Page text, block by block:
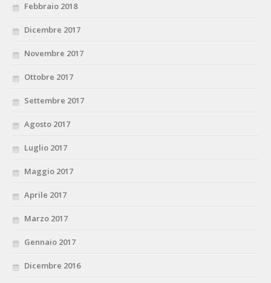
Febbraio 2018
Dicembre 2017
Novembre 2017
Ottobre 2017
Settembre 2017
Agosto 2017
Luglio 2017
Maggio 2017
Aprile 2017
Marzo 2017
Gennaio 2017
Dicembre 2016